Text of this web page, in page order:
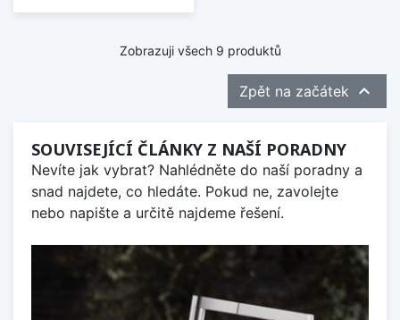
Zobrazuji všech 9 produktů
Zpět na začátek 
SOUVISEJÍCÍ ČLÁNKY Z NAŠÍ PORADNY
Nevíte jak vybrat? Nahlédněte do naší poradny a
snad najdete, co hledáte. Pokud ne, zavolejte
nebo napište a určitě najdeme řešení.